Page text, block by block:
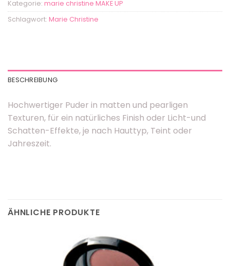
Kategorie: marie christine MAKE UP
Schlagwort: Marie Christine
BESCHREIBUNG
Hochwertiger Puder in matten und pearligen
Texturen, für ein natürliches Finish oder Licht-und
Schatten-Effekte, je nach Hauttyp, Teint oder
Jahreszeit.
ÄHNLICHE PRODUKTE